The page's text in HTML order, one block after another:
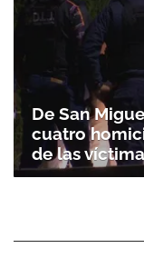
De San
cuatro
de las